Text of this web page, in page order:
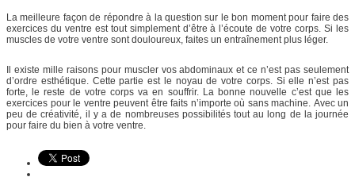
La meilleure façon de répondre à la question sur le bon moment pour faire des
exercices du ventre est tout simplement d’être à l’écoute de votre corps. Si les
muscles de votre ventre sont douloureux, faites un entraînement plus léger.
Il existe mille raisons pour muscler vos abdominaux et ce n’est pas seulement
d’ordre esthétique. Cette partie est le noyau de votre corps. Si elle n’est pas
forte, le reste de votre corps va en souffrir. La bonne nouvelle c’est que les
exercices pour le ventre peuvent être faits n’importe où sans machine. Avec un
peu de créativité, il y a de nombreuses possibilités tout au long de la journée
pour faire du bien à votre ventre.